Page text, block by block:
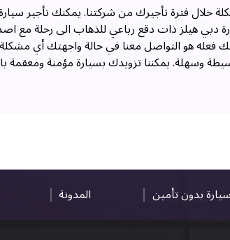
خلال فترة تأجيرك من شركتنا. يمكنك تأجير
دبي هيلز ذات دقع رباعي للذهاب الى رحلة مع
فعله هو التواصل معنا في حالة واجهتك أي
وسهلة. يمكننا تزويدك بسيارة مؤمنة ومعقمة
سيارة بدون تأمين المدونة